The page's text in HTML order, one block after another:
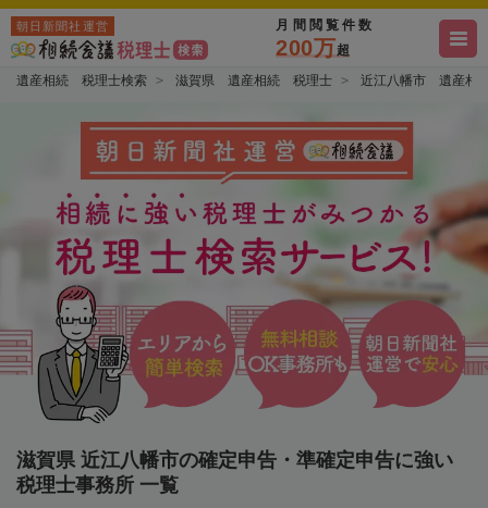
朝日新聞社運営 月間閲覧件数
200万超
遺産相続 税理士検索 滋賀県 遺産相続 税理士 近江八幡市 遺産相
滋賀県 近江八幡市の確定申告・準確定申告に強い
税理士事務所 一覧